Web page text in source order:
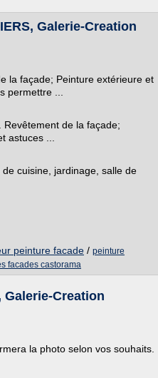
Galerie-Creation
la façade; Peinture extérieure et
permettre ...
de la façade;
astuces ...
cuisine, jardinage, salle de
peinture facade / peinture
facades castorama
Galerie-Creation
la photo selon vos souhaits.